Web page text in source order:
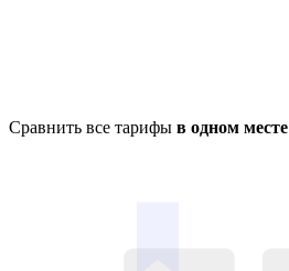
Сравнить все тарифы в одном месте